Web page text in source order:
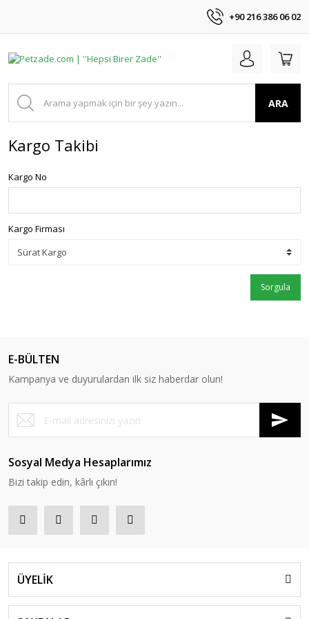
+90 216 386 06 02
ARA
Kargo Takibi
Kargo No
Kargo Firması
Sorgula
E-BÜLTEN
Kampanya ve duyurulardan ilk siz haberdar olun!
Sosyal Medya Hesaplarımız
Bizi takip edin, kârlı çıkın!
ÜYELİK